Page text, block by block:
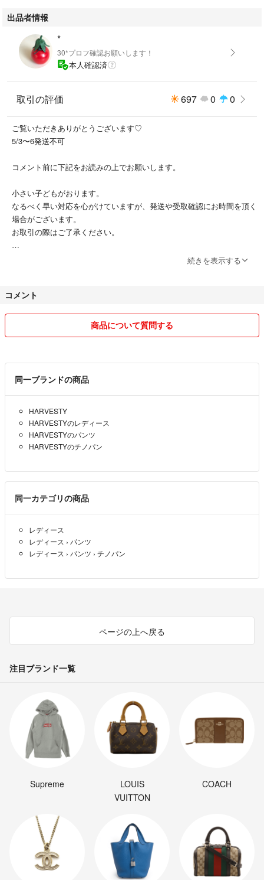
出品者情報
*
30*プロフ確認お願いします！
本人確認済
取引の評価 697 0 0
ご覧いただきありがとうございます♡
5/3〜6発送不可
コメント前に下記をお読みの上でお願いします。
小さい子どもがおります。
なるべく早い対応を心がけていますが、発送や受取確認にお時間を頂く
場合がございます。
お取引の際はご了承ください。
▶︎発送
リサイクル資材などでの簡易包装、発送方法が「未定」設定のものは1
番安価な方法となります。
ご希望の発送方法がある場合、差額分上乗せで対応可能な場合もありま
すので申請前にコメントください。
複数購入いただける場合はお気持ち程度お値下させて頂いております。
その他は定期的にお値下げいたしますので、
【個別の値引交渉はご遠慮ください。】
続きを表示する
コメント
商品について質問する
同一ブランドの商品
HARVESTY
HARVESTYのレディース
HARVESTYのパンツ
HARVESTYのチノパン
同一カテゴリの商品
レディース
レディース › パンツ
レディース › パンツ › チノパン
ページの上へ戻る
注目ブランド一覧
Supreme
LOUIS
VUITTON
COACH